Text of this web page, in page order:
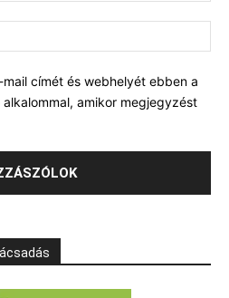
címét és webhelyét ebben a
amikor megjegyzést